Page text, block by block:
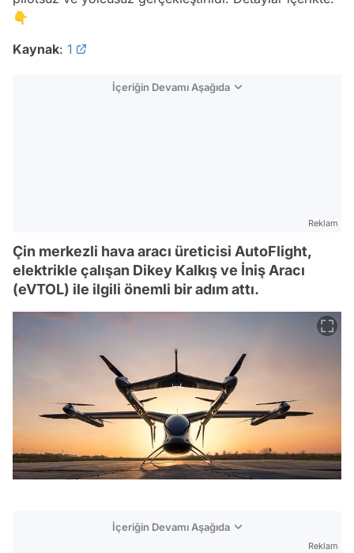
👇
Kaynak: 1
İçeriğin Devamı Aşağıda
Reklam
Çin merkezli hava aracı üreticisi AutoFlight,
elektrikle çalışan Dikey Kalkış ve İniş Aracı
(eVTOL) ile ilgili önemli bir adım attı.
İçeriğin Devamı Aşağıda
Reklam